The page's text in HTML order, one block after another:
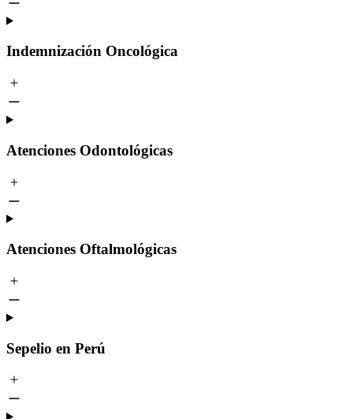
Indemnización Oncológica
Atenciones Odontológicas
Atenciones Oftalmológicas
Sepelio en Perú